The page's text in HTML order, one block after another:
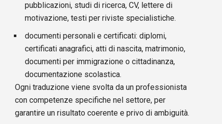
pubblicazioni, studi di ricerca, CV, lettere di
motivazione, testi per riviste specialistiche.
documenti personali e certificati: diplomi,
certificati anagrafici, atti di nascita, matrimonio,
documenti per immigrazione o cittadinanza,
documentazione scolastica.
Ogni traduzione viene svolta da un professionista
con competenze specifiche nel settore, per
garantire un risultato coerente e privo di ambiguità.